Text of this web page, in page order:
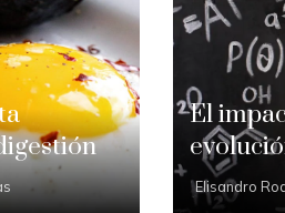
El
Elisandro